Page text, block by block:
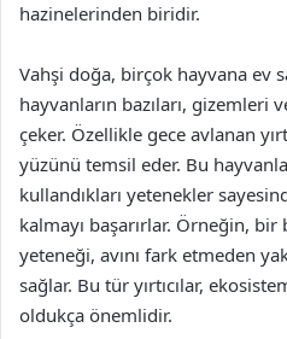
hazinelerinden biridir.
Vahşi doğa, birçok hayvana ev
hayvanların bazıları, gizemleri
çeker. Özellikle gece avlanan
yüzünü temsil eder. Bu
kullandıkları yetenekler
kalmayı başarırlar. Örneğin,
yeteneği, avını fark etmeden
sağlar. Bu tür yırtıcılar,
oldukça önemlidir.